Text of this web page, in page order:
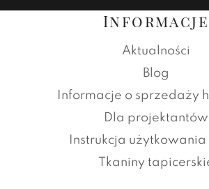
Informacje
Aktualności
Blog
Informacje o sprzedaży
Dla projektantów
Instrukcja
Tkaniny